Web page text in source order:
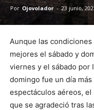
Por Ojovolador - 23 junio,
Aunque las
mejores el sábado y
viernes y el sábado por
domingo fue un día
espectáculos aéreos,
que se agradeció tras